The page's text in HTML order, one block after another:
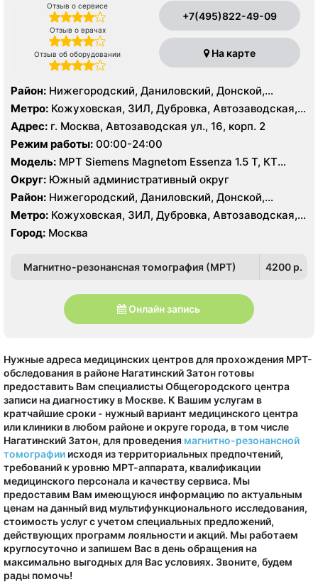
Отзыв о сервисе
Отзыв о врачах
Отзыв об оборудовании
+7(495)822-49-09
На карте
Район: Нижегородский, Даниловский, Донской,
Москворечье-Сабурово, Нагатино-Садовники,
Нагатинский Затон, Нагорный
Метро: Кожуховская, ЗИЛ, Дубровка, Автозаводская,
Крестьянская застава, Новохохловская, Технопарк,
Тульская, Угрешская
Адрес: г. Москва, Автозаводская ул., 16, корп. 2
Режим работы: 00:00-24:00
Модель: МРТ Siemens Magnetom Essenza 1.5 Т, КТ
SIEMENS Healthineers 32 среза, УЗИ
Округ: Южный административный округ
Район: Нижегородский, Даниловский, Донской,
Москворечье-Сабурово, Нагатино-Садовники,
Нагатинский Затон, Нагорный
Метро: Кожуховская, ЗИЛ, Дубровка, Автозаводская,
Крестьянская застава, Новохохловская, Технопарк,
Тульская, Угрешская
Город: Москва
Магнитно-резонансная томография (МРТ) 4200 p.
Онлайн запись
Нужные адреса медицинских центров для прохождения МРТ-
обследования в районе Нагатинский Затон готовы
предоставить Вам специалисты Общегородского центра
записи на диагностику в Москве. К Вашим услугам в
кратчайшие сроки - нужный вариант медицинского центра
или клиники в любом районе и округе города, в том числе
Нагатинский Затон, для проведения магнитно-резонансной
томографии исходя из территориальных предпочтений,
требований к уровню МРТ-аппарата, квалификации
медицинского персонала и качеству сервиса. Мы
предоставим Вам имеющуюся информацию по актуальным
ценам на данный вид мультифункционального исследования,
стоимость услуг с учетом специальных предложений,
действующих программ лояльности и акций. Мы работаем
круглосуточно и запишем Вас в день обращения на
максимально выгодных для Вас условиях. Звоните, будем
рады помочь!